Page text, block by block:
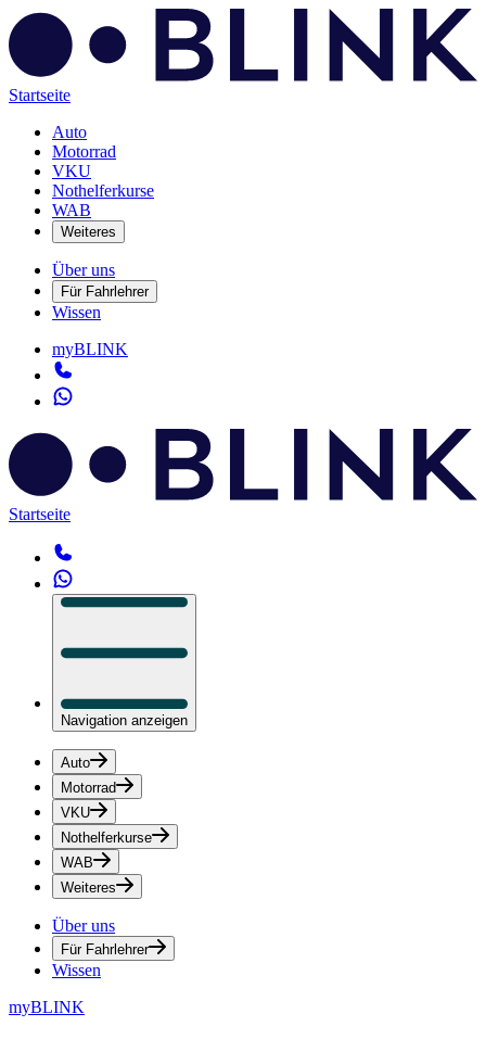
Startseite
Auto
Motorrad
VKU
Nothelferkurse
WAB
Weiteres
Über uns
Für Fahrlehrer
Wissen
myBLINK
Startseite
Navigation anzeigen
Auto
Motorrad
VKU
Nothelferkurse
WAB
Weiteres
Über uns
Für Fahrlehrer
Wissen
myBLINK